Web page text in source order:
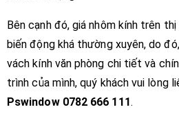
Bên cạnh đó, giá nhôm kính trên
biến động khá thường xuyên, do
vách kính văn phòng chi tiết và
trình của mình, quý khách vui lòng
Pswindow 0782 666 111.